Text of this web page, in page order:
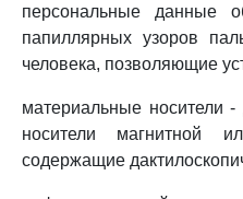
персональные данные
папиллярных узоров
человека, позволяющие
материальные носители -
носители магнитной
содержащие